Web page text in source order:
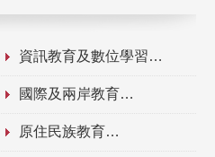
資訊教育及數位學習
國際及兩岸教育
原住民族教育